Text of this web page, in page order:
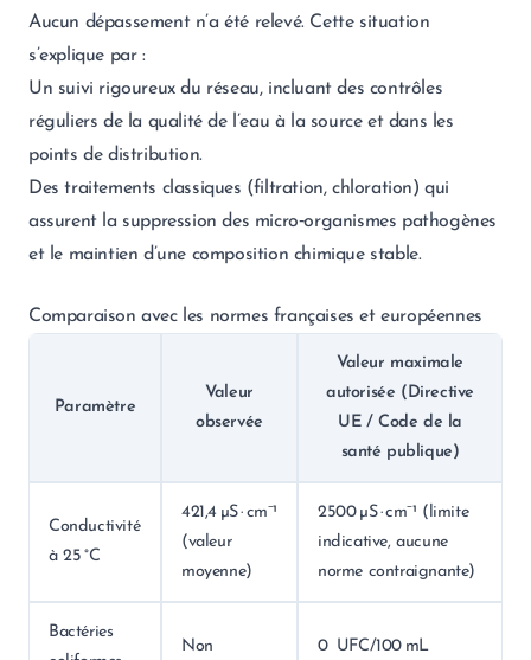
Aucun dépassement n’a été relevé. Cette situation
s’explique par :
Un suivi rigoureux du réseau, incluant des contrôles
réguliers de la qualité de l’eau à la source et dans les
points de distribution.
Des traitements classiques (filtration, chloration) qui
assurent la suppression des micro‑organismes pathogènes
et le maintien d’une composition chimique stable.
Comparaison avec les normes françaises et européennes
Paramètre
Valeur
observée
Valeur maximale
autorisée (Directive
UE / Code de la
santé publique)
Conductivité
à 25 °C
421,4 µS · cm⁻¹
(valeur
moyenne)
2500 µS · cm⁻¹ (limite
indicative, aucune
norme contraignante)
Bactéries
Non 0 UFC/100 mL